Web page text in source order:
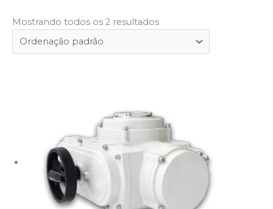
Mostrando todos os 2 resultados